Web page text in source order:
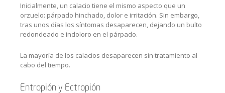
Inicialmente, un calacio tiene el mismo aspecto que un
orzuelo: párpado hinchado, dolor e irritación. Sin embargo,
tras unos días los síntomas desaparecen, dejando un bulto
redondeado e indoloro en el párpado.
La mayoría de los calacios desaparecen sin tratamiento al
cabo del tiempo.
Entropión y Ectropión